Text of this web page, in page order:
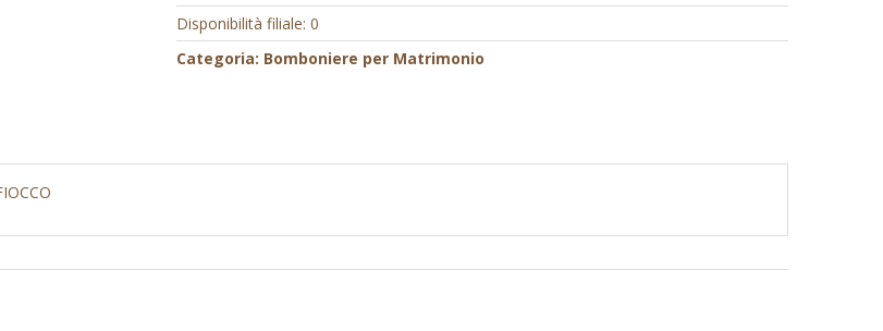
Disponibilità filiale: 0
Categoria: Bomboniere per Matrimonio